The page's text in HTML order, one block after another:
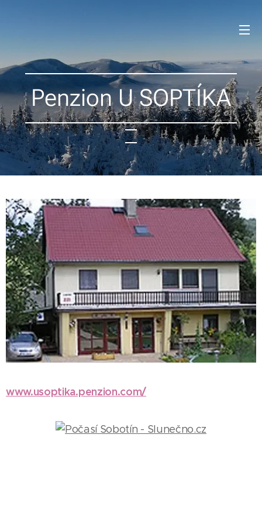
Penzion U SOPTÍKA
www.usoptika.penzion.com/